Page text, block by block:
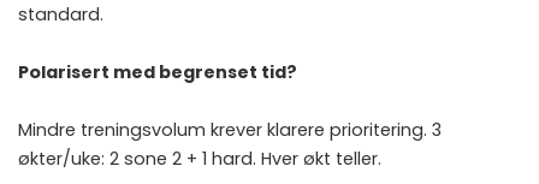
standard.
Polarisert med begrenset tid?
Mindre treningsvolum krever klarere prioritering. 3
økter/uke: 2 sone 2 + 1 hard. Hver økt teller.